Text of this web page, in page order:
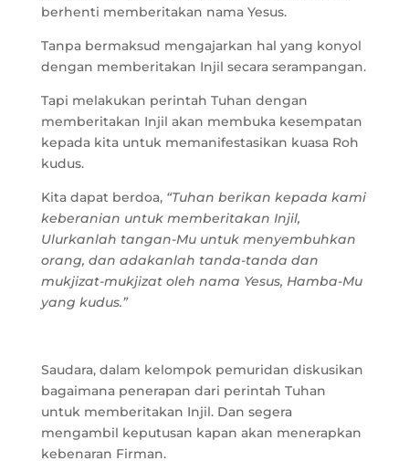
berhenti memberitakan nama Yesus.
Tanpa bermaksud mengajarkan hal yang konyol
dengan memberitakan Injil secara serampangan.
Tapi melakukan perintah Tuhan dengan
memberitakan Injil akan membuka kesempatan
kepada kita untuk memanifestasikan kuasa Roh
kudus.
Kita dapat berdoa,“Tuhan berikan kepada kami
keberanian untuk memberitakan Injil,
Ulurkanlah tangan-Mu untuk menyembuhkan
orang, dan adakanlah tanda-tanda dan
mukjizat-mukjizat oleh nama Yesus, Hamba-Mu
yang kudus.”
Saudara, dalam kelompok pemuridan diskusikan
bagaimana penerapan dari perintah Tuhan
untuk memberitakan Injil. Dan segera
mengambil keputusan kapan akan menerapkan
kebenaran Firman.